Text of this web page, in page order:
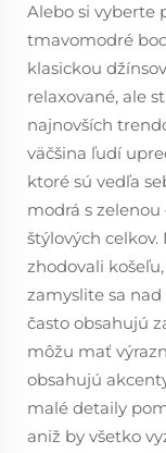
Alebo si vyberte
tmavomodré
klasickou
relaxované, ale
najnovších
väčšina ľudí
ktoré sú vedľa
modrá s
štýlových
zhodovali
zamyslite sa
často obsahujú
môžu mať
obsahujú
malé detaily
aniž by všetko